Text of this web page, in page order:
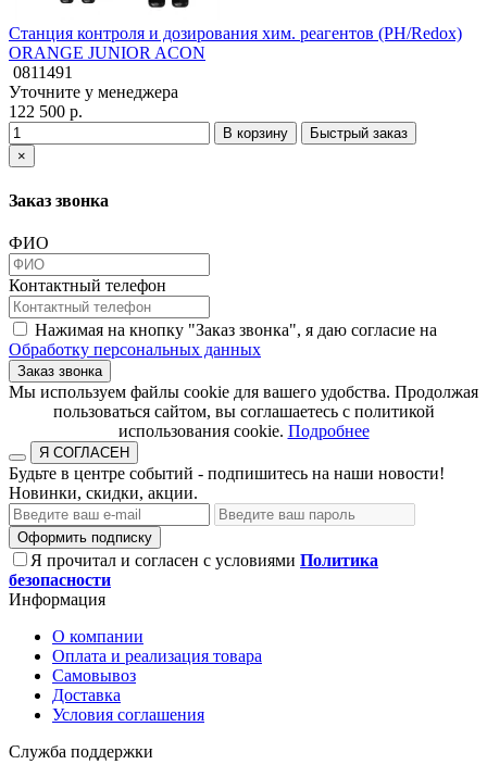
Станция контроля и дозирования хим. реагентов (РН/Redox)
ORANGE JUNIOR ACON
0811491
Уточните у менеджера
122 500 р.
В корзину
Быстрый заказ
×
Заказ звонка
ФИО
Контактный телефон
Нажимая на кнопку "Заказ звонка", я даю согласие на
Обработку персональных данных
Заказ звонка
​​​​​​​Мы используем файлы cookie для вашего удобства. Продолжая
пользоваться сайтом, вы соглашаетесь с политикой
использования cookie.​​​​​​​ Подробнее
Я СОГЛАСЕН
Будьте в центре событий - подпишитесь на наши новости!
Новинки, скидки, акции.
Оформить подписку
Я прочитал и согласен с условиями Политика
безопасности
Информация
О компании
Оплата и реализация товара
Самовывоз
Доставка
Условия соглашения
Служба поддержки